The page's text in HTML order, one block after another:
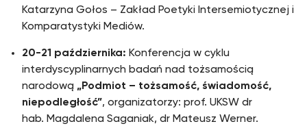
Katarzyna Gołos – Zakład Poetyki Intersemiotycznej i
Komparatystyki Mediów.
20-21 października: Konferencja w cyklu
interdyscyplinarnych badań nad tożsamością
narodową „Podmiot – tożsamość, świadomość,
niepodległość”, organizatorzy: prof. UKSW dr
hab. Magdalena Saganiak, dr Mateusz Werner.